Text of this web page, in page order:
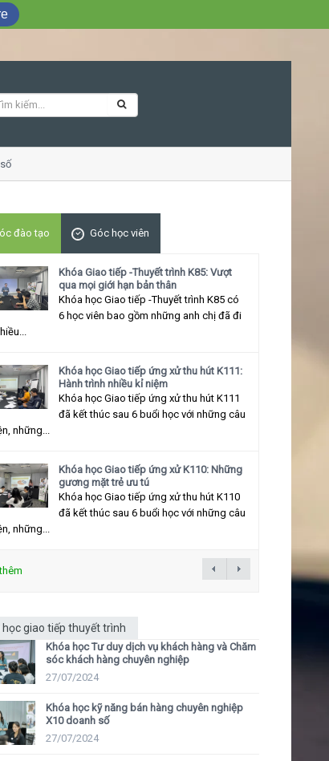
đào tạo Góc học viên
Khóa Giao tiếp -Thuyết trình K85: Vượt
qua mọi giới hạn bản thân
Khóa học Giao tiếp -Thuyết trình K85 có
6 học viên bao gồm những anh chị đã đi
Khóa học Giao tiếp ứng xử thu hút K111:
Hành trình nhiều kỉ niệm
Khóa học Giao tiếp ứng xử thu hút K111
đã kết thúc sau 6 buổi học với những câu
những...
Khóa học Giao tiếp ứng xử K110: Những
gương mặt trẻ ưu tú
Khóa học Giao tiếp ứng xử thu hút K110
đã kết thúc sau 6 buổi học với những câu
những...
học giao tiếp thuyết trình
Khóa học Tư duy dịch vụ khách hàng và Chăm
sóc khách hàng chuyên nghiệp
27/07/2024
Khóa học kỹ năng bán hàng chuyên nghiệp
X10 doanh số
27/07/2024